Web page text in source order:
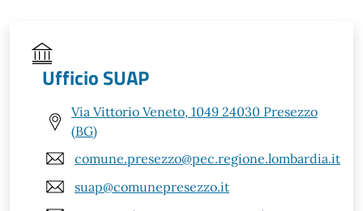
Ufficio SUAP
Via Vittorio Veneto, 1049 24030 Presezzo
(BG)
comune.presezzo@pec.regione.lombardia.it
suap@comunepresezzo.it